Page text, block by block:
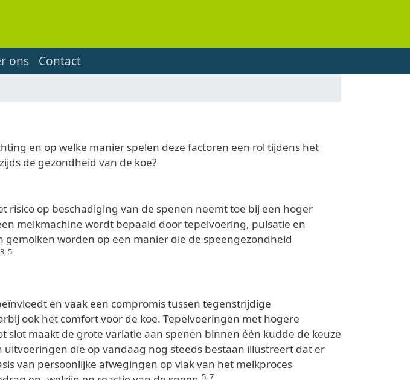
ons Contact
en op welke manier spelen deze factoren een rol tijdens het
de gezondheid van de koe?
risico op beschadiging van de spenen neemt toe bij een hoger
melkmachine wordt bepaald door tepelvoering, pulsatie en
gemolken worden op een manier die de speengezondheid
5
en vaak een compromis tussen tegenstrijdige
ook het comfort voor de koe. Tepelvoeringen met hogere
maakt de grote variatie aan spenen binnen één kudde de keuze
die op vandaag nog steeds bestaan illustreert dat er
van persoonlijke afwegingen op vlak van het melkproces
5, 7